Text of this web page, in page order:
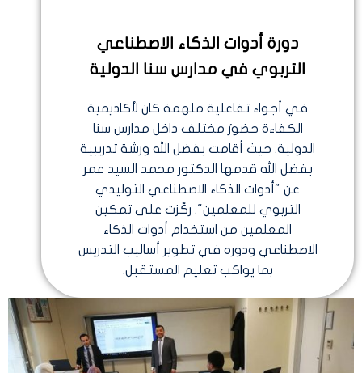
دورة أدوات الذكاء الاصطناعي
التربوي في مدارس سنا الدولية
في أجواء تفاعلية ملهمة كان لأكاديمية
الكفاءة حضورٌ مختلف داخل مدارس سنا
الدولية. حيث أقامت بفضل الله ورشة تدريبية
بفضل الله قدمها الدكتور محمد السيد عمر
عن "أدوات الذكاء الاصطناعي التوليدي
التربوي للمعلمين". ركّزت على تمكين
المعلمين من استخدام أدوات الذكاء
الاصطناعي ودوره في تطوير أساليب التدريس
بما يواكب تعليم المستقبل.